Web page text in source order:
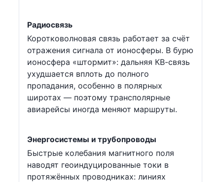
Радиосвязь
Коротковолновая связь работает за счёт
отражения сигнала от ионосферы. В бурю
ионосфера «штормит»: дальняя КВ-связь
ухудшается вплоть до полного
пропадания, особенно в полярных
широтах — поэтому трансполярные
авиарейсы иногда меняют маршруты.
Энергосистемы и трубопроводы
Быстрые колебания магнитного поля
наводят геоиндуцированные токи в
протяжённых проводниках: линиях